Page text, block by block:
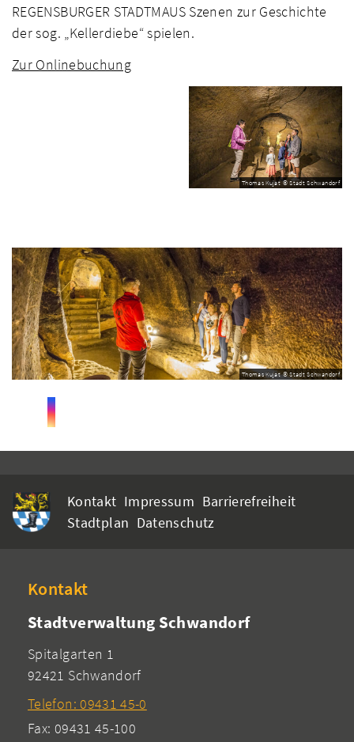
REGENSBURGER STADTMAUS Szenen zur Geschichte
der sog. „Kellerdiebe“ spielen.
Zur Onlinebuchung
Thomas Kujat © Stadt Schwandorf
Thomas Kujat © Stadt Schwandorf
Kontakt Impressum Barrierefreiheit
Stadtplan Datenschutz
Kontakt
Stadtverwaltung Schwandorf
Spitalgarten 1
92421 Schwandorf
Telefon: 09431 45-0
Fax: 09431 45-100